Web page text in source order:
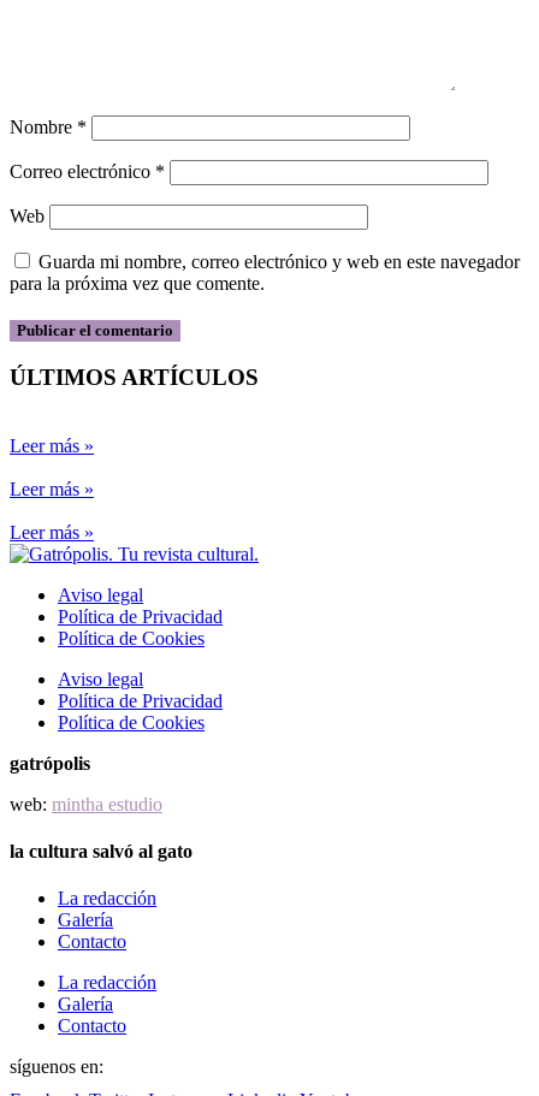
Nombre *
Correo electrónico *
Web
Guarda mi nombre, correo electrónico y web en este navegador
para la próxima vez que comente.
ÚLTIMOS ARTÍCULOS
Leer más »
Leer más »
Leer más »
Aviso legal
Política de Privacidad
Política de Cookies
Aviso legal
Política de Privacidad
Política de Cookies
gatrópolis
web: mintha estudio
la cultura salvó al gato
La redacción
Galería
Contacto
La redacción
Galería
Contacto
síguenos en: